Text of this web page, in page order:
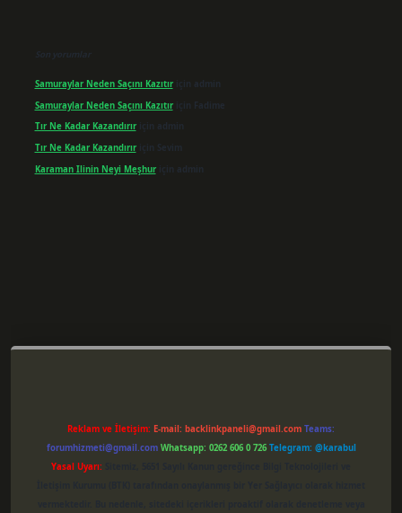
Son yorumlar
Samuraylar Neden Saçını Kazıtıriçin admin
Samuraylar Neden Saçını Kazıtıriçin Fadime
Tır Ne Kadar Kazandırıriçin admin
Tır Ne Kadar Kazandırıriçin Sevim
Karaman Ilinin Neyi Meşhuriçin admin
Reklam ve İletişim: E-mail: backlinkpaneli@gmail.com Teams:
forumhizmeti@gmail.com Whatsapp: 0262 606 0 726 Telegram: @karabul
Yasal Uyarı: